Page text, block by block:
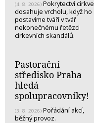
(4. 8. 2026) Pokrytectví církve
dosahuje vrcholu, když ho
postavíme tváří v tvář
nekonečnému řetězci
církevních skandálů.
Pastorační
středisko Praha
hledá
spolupracovníky!
(3. 8. 2026) Pořádání akcí,
běžný provoz.